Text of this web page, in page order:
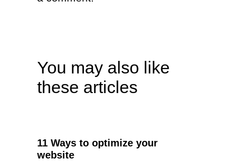
You may also like
these articles
11 Ways to optimize your
website